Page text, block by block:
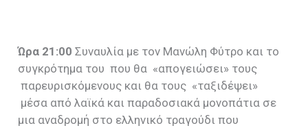
Ώρα 21:00 Συναυλία με τον Μανώλη Φύτρο και το
συγκρότημα του που θα «απογειώσει» τους
παρευρισκόμενους και θα τους «ταξιδέψει»
μέσα από λαϊκά και παραδοσιακά μονοπάτια σε
μια αναδρομή στο ελληνικό τραγούδι που